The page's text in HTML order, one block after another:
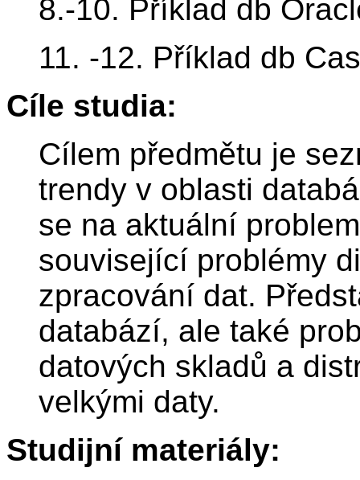
8.-10. Příklad db
11. -12. Příklad db
Cíle studia:
Cílem předmětu je
trendy v oblasti
se na aktuální
související problémy
zpracování dat.
databází, ale také
datových skladů a
velkými daty.
Studijní materiály: